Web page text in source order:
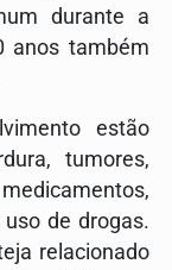
durante a
anos também
estão
tumores,
de drogas.
relacionado